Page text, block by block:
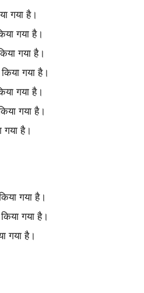
गया है।
गया है।
गया है।
गया है।
गया है।
गया है।
है।
गया है।
गया है।
गया है।